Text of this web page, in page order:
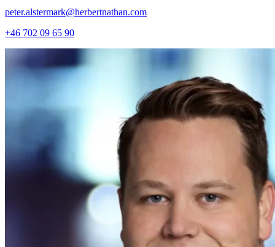
peter.alstermark@herbertnathan.com
+46 702 09 65 90